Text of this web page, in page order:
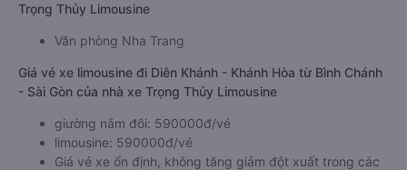
Trọng Thủy Limousine
Văn phòng Nha Trang
Giá vé xe limousine đi Diên Khánh - Khánh Hòa từ Bình Chánh
- Sài Gòn của nhà xe Trọng Thủy Limousine
giường nằm đôi: 590000đ/vé
limousine: 590000đ/vé
Giá vé xe ổn định, không tăng giảm đột xuất trong các